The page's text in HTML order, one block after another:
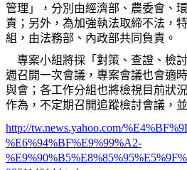
管理」，分別由經濟部、農委會、
責；另外，為加強執法取締不法，
組，由法務部、內政部共同負責。
專案小組將採「對策、查證、檢
週召開一次會議，專案會議也會適
與會；各工作分組也將檢視目前狀
作為，不定期召開追蹤檢討會議，
http://tw.news.yahoo.com/
%E6%94%BF%E9%99%A2-